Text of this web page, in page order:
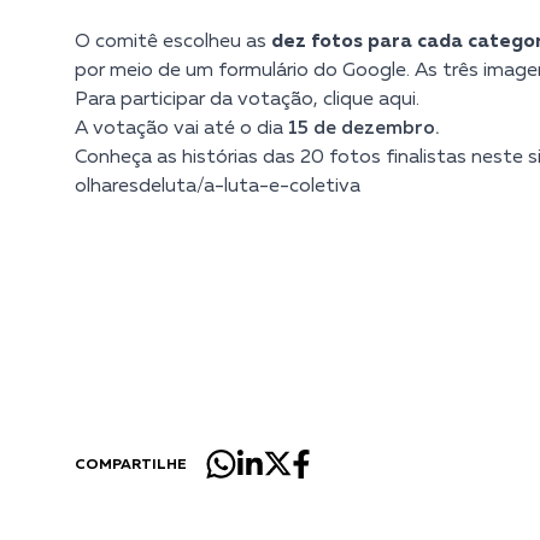
O comitê escolheu as dez fotos para cada
por meio de um formulário do Google. As três
Para participar da votação, clique aqui.
A votação vai até o dia 15 de dezembro.
Conheça as histórias das 20 fotos finalistas neste
olharesdeluta/a-luta-e-coletiva
COMPARTILHE